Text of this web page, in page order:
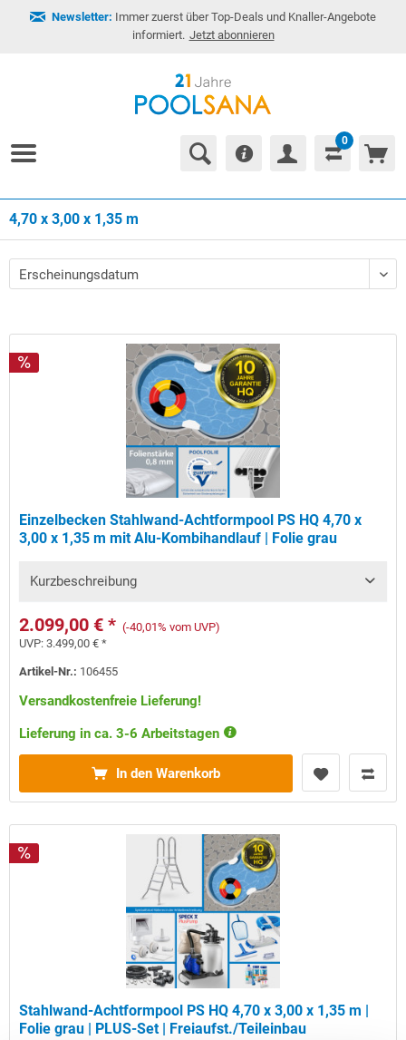
Newsletter: Immer zuerst über Top-Deals und Knaller-Angebote
informiert. Jetzt abonnieren
0
4,70 x 3,00 x 1,35 m
Einzelbecken Stahlwand-Achtformpool PS HQ 4,70 x
3,00 x 1,35 m mit Alu-Kombihandlauf | Folie grau
Kurzbeschreibung
2.099,00 € * (-40,01% vom UVP)
UVP:3.499,00 € *
Artikel-Nr.: 106455
Versandkostenfreie Lieferung!
Lieferung in ca. 3-6 Arbeitstagen
In den Warenkorb
Stahlwand-Achtformpool PS HQ 4,70 x 3,00 x 1,35 m |
Folie grau | PLUS-Set | Freiaufst./Teileinbau